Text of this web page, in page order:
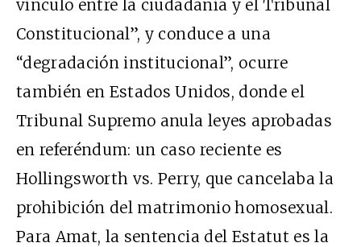
vínculo entre la ciudadanía y el Tribunal
Constitucional”, y conduce a una
“degradación institucional”, ocurre
también en Estados Unidos, donde el
Tribunal Supremo anula leyes aprobadas
en referéndum: un caso reciente es
Hollingsworth vs. Perry, que cancelaba la
prohibición del matrimonio homosexual.
Para Amat, la sentencia del Estatut es la